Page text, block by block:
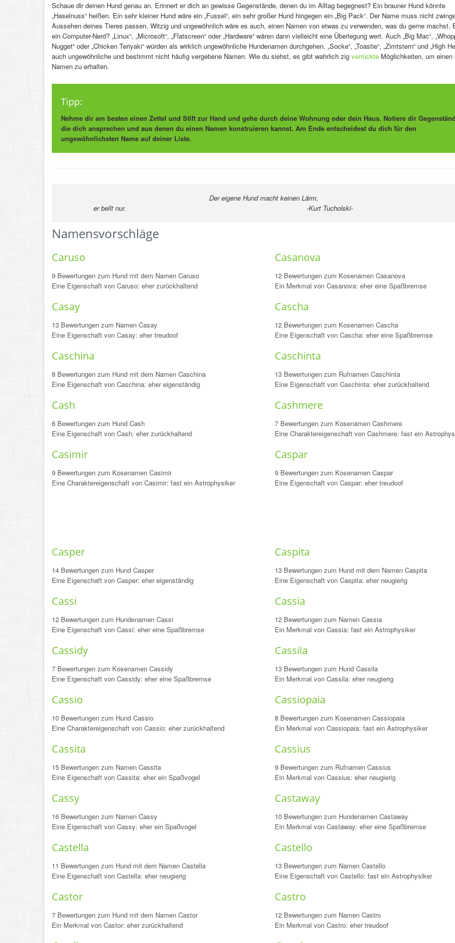
Schaue dir deinen Hund genau an. Erinnert er dich an gewisse Gegenstände, denen du im Alltag begegnest? Ein brauner Hund könnte
„Haselnuss“ heißen. Ein sehr kleiner Hund wäre ein „Fussel“, ein sehr großer Hund hingegen ein „Big Pack“. Der Name muss nicht
Aussehen deines Tieres passen. Witzig und ungewöhnlich wäre es auch, einen Namen von etwas zu verwenden, was du gerne machst.
ein Computer-Nerd? „Linux“, „Microsoft“, „Flatscreen“ oder „Hardware“ wären dann vielleicht eine Überlegung wert. Auch „Big Mac“,
Nugget“ oder „Chicken Teriyaki“ würden als wirklich ungewöhnliche Hundenamen durchgehen. „Socke“, „Toastie“, „Zimtstern“ und „High
auch ungewöhnliche und bestimmt nicht häufig vergebene Namen. Wie du siehst, es gibt wahrlich zig verrückte Möglichkeiten, um einen
Namen zu erhalten.
Tipp:
Nehme dir am besten einen Zettel und Stift zur Hand und gehe durch deine Wohnung oder dein Haus. Notiere dir
die dich ansprechen und aus denen du einen Namen konstruieren kannst. Am Ende entscheidest du dich für den
ungewöhnlichsten Name auf deiner Liste.
Der eigene Hund macht keinen Lärm,
er bellt nur.
-Kurt Tucholski-
Namensvorschläge
Caruso
9 Bewertungen zum Hund mit dem Namen Caruso
Eine Eigenschaft von Caruso: eher zurückhaltend
Casanova
12 Bewertungen zum Kosenamen Casanova
Ein Merkmal von Casanova: eher eine Spaßbremse
Casay
13 Bewertungen zum Namen Casay
Eine Eigenschaft von Casay: eher treudoof
Cascha
12 Bewertungen zum Kosenamen Cascha
Eine Eigenschaft von Cascha: eher eine Spaßbremse
Caschina
8 Bewertungen zum Hund mit dem Namen Caschina
Eine Eigenschaft von Caschina: eher eigenständig
Caschinta
13 Bewertungen zum Rufnamen Caschinta
Eine Eigenschaft von Caschinta: eher zurückhaltend
Cash
6 Bewertungen zum Hund Cash
Eine Eigenschaft von Cash: eher zurückhaltend
Cashmere
7 Bewertungen zum Kosenamen Cashmere
Eine Charaktereigenschaft von Cashmere: fast ein
Casimir
9 Bewertungen zum Kosenamen Casimir
Eine Charaktereigenschaft von Casimir: fast ein Astrophysiker
Caspar
9 Bewertungen zum Kosenamen Caspar
Eine Eigenschaft von Caspar: eher treudoof
Casper
14 Bewertungen zum Hund Casper
Eine Eigenschaft von Casper: eher eigenständig
Caspita
13 Bewertungen zum Hund mit dem Namen Caspita
Eine Eigenschaft von Caspita: eher neugierig
Cassi
12 Bewertungen zum Hundenamen Cassi
Eine Eigenschaft von Cassi: eher eine Spaßbremse
Cassia
12 Bewertungen zum Namen Cassia
Ein Merkmal von Cassia: fast ein Astrophysiker
Cassidy
7 Bewertungen zum Kosenamen Cassidy
Eine Eigenschaft von Cassidy: eher eine Spaßbremse
Cassila
13 Bewertungen zum Hund Cassila
Ein Merkmal von Cassila: eher neugierig
Cassio
10 Bewertungen zum Hund Cassio
Eine Charaktereigenschaft von Cassio: eher zurückhaltend
Cassiopaia
8 Bewertungen zum Kosenamen Cassiopaia
Ein Merkmal von Cassiopaia: fast ein Astrophysiker
Cassita
15 Bewertungen zum Namen Cassita
Eine Eigenschaft von Cassita: eher ein Spaßvogel
Cassius
9 Bewertungen zum Rufnamen Cassius
Ein Merkmal von Cassius: eher neugierig
Cassy
16 Bewertungen zum Namen Cassy
Eine Eigenschaft von Cassy: eher ein Spaßvogel
Castaway
10 Bewertungen zum Hundenamen Castaway
Ein Merkmal von Castaway: eher eine Spaßbremse
Castella
11 Bewertungen zum Hund mit dem Namen Castella
Eine Eigenschaft von Castella: eher neugierig
Castello
13 Bewertungen zum Namen Castello
Eine Eigenschaft von Castello: fast ein Astrophysiker
Castor
7 Bewertungen zum Hund mit dem Namen Castor
Ein Merkmal von Castor: eher zurückhaltend
Castro
12 Bewertungen zum Namen Castro
Ein Merkmal von Castro: eher treudoof